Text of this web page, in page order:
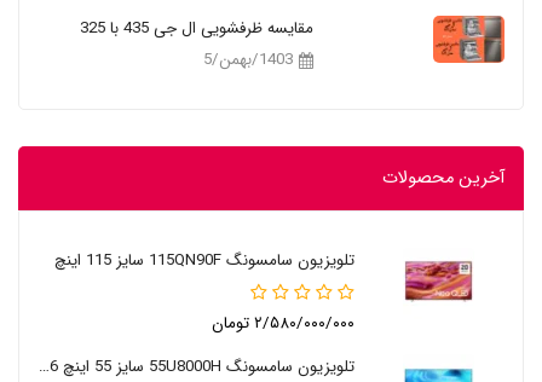
مقایسه ظرفشویی ال جی 435 با 325
1403/بهمن/5
آخرین محصولات
تلویزیون سامسونگ 115QN90F سایز 115 اینچ
۲/۵۸۰/۰۰۰/۰۰۰ تومان
تلویزیون سامسونگ 55U8000H سایز 55 اینچ 2026